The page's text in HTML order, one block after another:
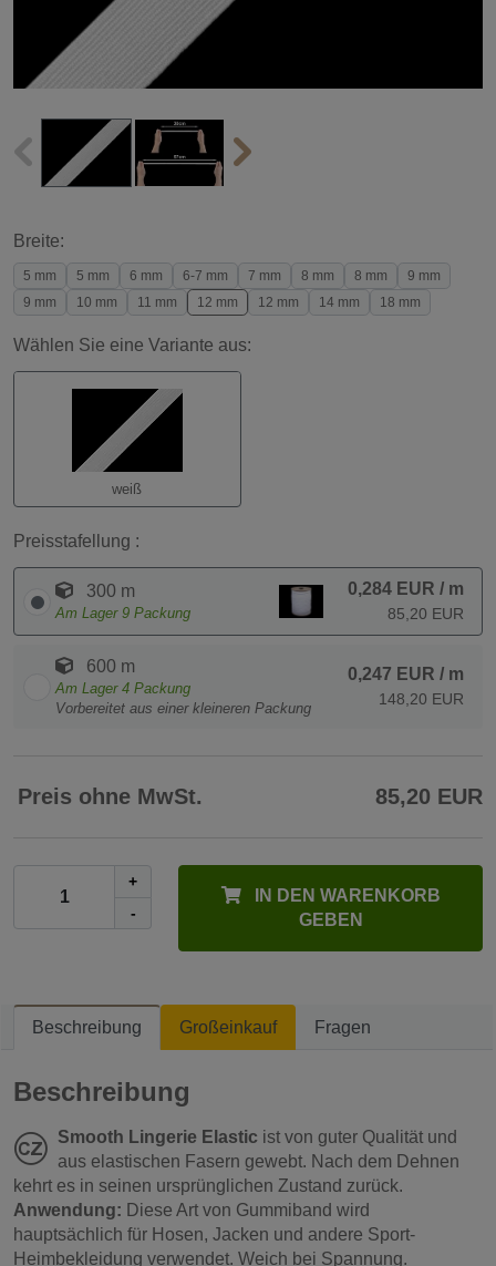
Breite:
5 mm 5 mm 6 mm 6-7 mm 7 mm 8 mm 8 mm
9 mm
9 mm
10 mm 11 mm 12 mm 12 mm 14 mm 18 mm
Wählen Sie eine Variante aus:
weiß
Preisstafellung :
300 m
Am Lager 9 Packung
0,284 EUR / m
85,20 EUR
600 m
Am Lager 4 Packung
Vorbereitet aus einer kleineren Packung
0,247 EUR / m
148,20 EUR
Preis ohne MwSt. 85,20 EUR
+
-
IN DEN WARENKORB
GEBEN
Beschreibung Großeinkauf Fragen
Beschreibung
Smooth Lingerie Elastic ist von guter Qualität und
aus elastischen Fasern gewebt. Nach dem Dehnen
kehrt es in seinen ursprünglichen Zustand zurück.
Anwendung: Diese Art von Gummiband wird
hauptsächlich für Hosen, Jacken und andere Sport-
Heimbekleidung verwendet. Weich bei Spannung.